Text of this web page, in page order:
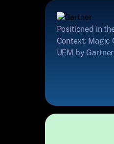
Positioned in
Context: Magic
UEM by Gartner